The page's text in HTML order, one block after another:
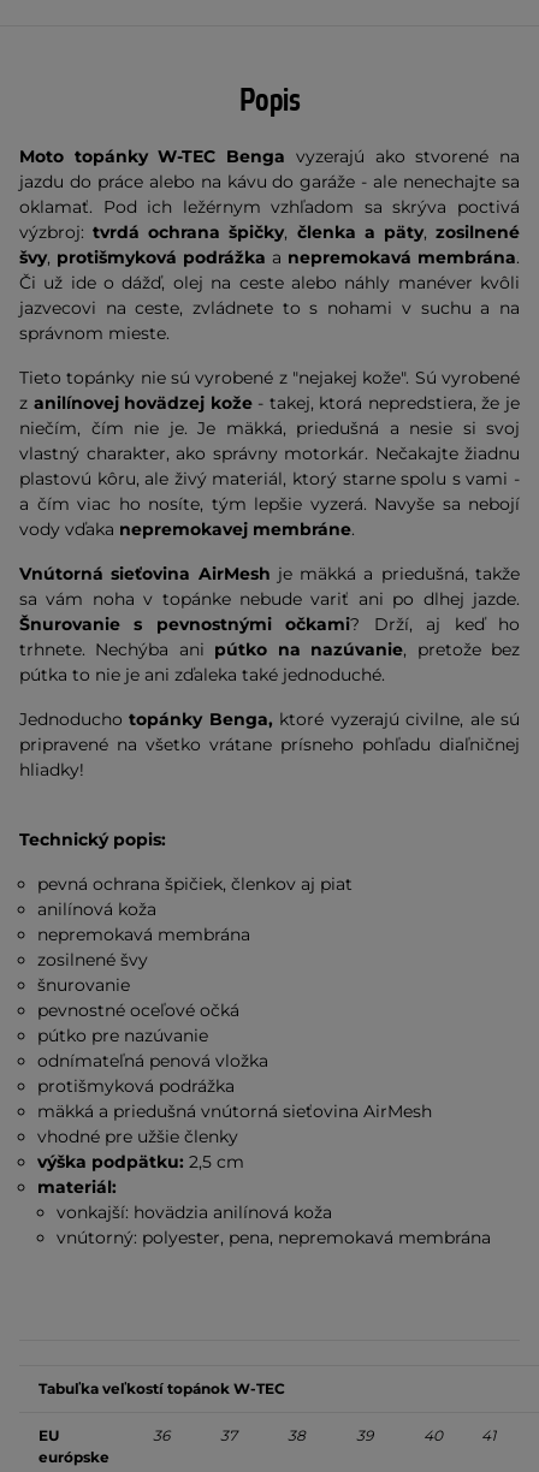
Popis
Moto topánky W-TEC Benga vyzerajú ako stvorené na
jazdu do práce alebo na kávu do garáže - ale nenechajte sa
oklamať. Pod ich ležérnym vzhľadom sa skrýva poctivá
výzbroj: tvrdá ochrana špičky, členka a päty,zosilnené
švy, protišmyková podrážka a nepremokavá membrána.
Či už ide o dážď, olej na ceste alebo náhly manéver kvôli
jazvecovi na ceste, zvládnete to s nohami v suchu a na
správnom mieste.
Tieto topánky nie sú vyrobené z "nejakej kože". Sú vyrobené
z anilínovej hovädzej kože- takej, ktorá nepredstiera, že je
niečím, čím nie je. Je mäkká, priedušná a nesie si svoj
vlastný charakter, ako správny motorkár. Nečakajte žiadnu
plastovú kôru, ale živý materiál, ktorý starne spolu s vami -
a čím viac ho nosíte, tým lepšie vyzerá. Navyše sa nebojí
vody vďaka nepremokavej membráne.
Vnútorná sieťovina AirMesh je mäkká a priedušná, takže
sa vám noha v topánke nebude variť ani po dlhej jazde.
Šnurovanie s pevnostnými očkami? Drží, aj keď ho
trhnete. Nechýba ani pútko na nazúvanie, pretože bez
pútka to nie je ani zďaleka také jednoduché.
Jednoduchotopánky Benga, ktoré vyzerajú civilne, ale sú
pripravené na všetko vrátane prísneho pohľadu diaľničnej
hliadky!
Technický popis:
pevná ochrana špičiek, členkov aj piat
anilínová koža
nepremokavá membrána
zosilnené švy
šnurovanie
pevnostné oceľové očká
pútko pre nazúvanie
odnímateľná penová vložka
protišmyková podrážka
mäkká a priedušná vnútorná sieťovina AirMesh
vhodné pre užšie členky
výška podpätku: 2,5 cm
materiál:
vonkajší: hovädzia anilínová koža
vnútorný: polyester, pena, nepremokavá membrána
Tabuľka veľkostí topánok W-TEC
EU
európske
36 37 38 39 40 41